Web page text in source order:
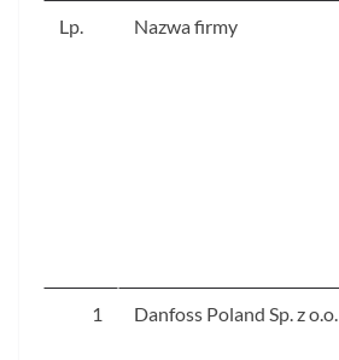
Lp. Nazwa firmy
1 Danfoss Poland Sp. z o.o.